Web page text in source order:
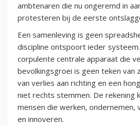
ambtenaren die nu ongeremd in
protesteren bij de eerste
Een samenleving is geen
discipline ontspoort ieder
corpulente centrale apparaat die
bevolkingsgroei is geen teken van
van verlies aan richting en een
niet rechts stemmen. De rekening
mensen die werken, ondernemen,
en innoveren.